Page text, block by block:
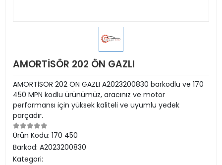
AMORTİSÖR 202 ÖN GAZLI
AMORTİSÖR 202 ÖN GAZLI A2023200830 barkodlu ve 170
450 MPN kodlu ürünümüz, aracınız ve motor
performansı için yüksek kaliteli ve uyumlu yedek
parçadır.
Ürün Kodu: 170 450
Barkod: A2023200830
Kategori: